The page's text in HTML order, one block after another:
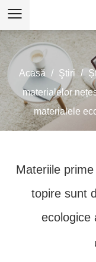
Acasă / Ştiri /
materialelor
materialele
Materiile
topire sunt
ecologice